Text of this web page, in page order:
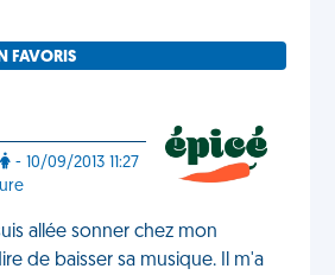
FAVORIS
- 10/09/2013 11:27
allée sonner chez mon
de baisser sa musique. Il m'a